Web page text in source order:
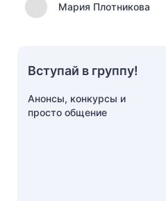
Мария Плотникова
Вступай в группу!
Анонсы, конкурсы и
просто общение